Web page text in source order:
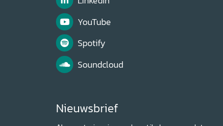
YouTube
Spotify
Soundcloud
Nieuwsbrief